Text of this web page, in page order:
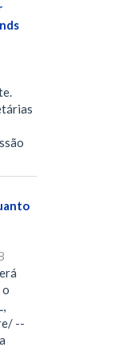
o
--